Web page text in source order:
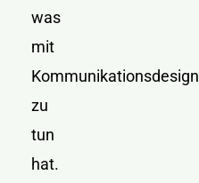
was
mit
Kommunikationsdesign
zu
tun
hat.